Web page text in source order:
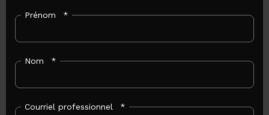
Prénom *
Nom *
Courriel professionnel *